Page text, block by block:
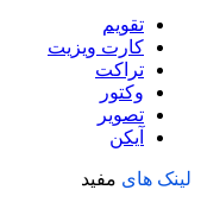
تقویم
کارت ویزیت
تراکت
وکتور
تصویر
آیکن
لینک های مفید